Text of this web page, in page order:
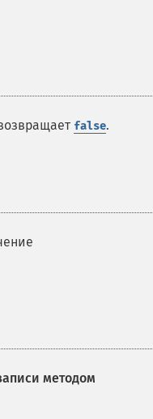
false.
методом